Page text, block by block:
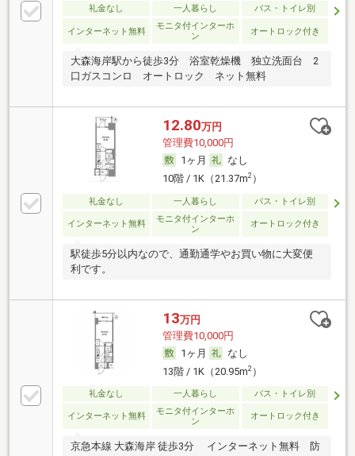
礼金なし 一人暮らし バス・トイレ別
インターネット無料
モニタ付インターホ
ン
オートロック付き
大森海岸駅から徒歩3分 浴室乾燥機 独立洗面台 2
口ガスコンロ オートロック ネット無料
12.80万円
管理費10,000円
1ヶ月
なし
10階 / 1K（21.37m2）
礼金なし 一人暮らし バス・トイレ別
インターネット無料
モニタ付インターホ
ン
オートロック付き
駅徒歩5分以内なので、通勤通学やお買い物に大変便
利です。
13万円
管理費10,000円
1ヶ月
なし
13階 / 1K（20.95m2）
礼金なし 一人暮らし バス・トイレ別
インターネット無料
モニタ付インターホ
ン
オートロック付き
京急本線 大森海岸 徒歩3分 インターネット無料 防